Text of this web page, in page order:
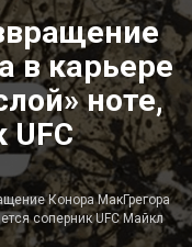
в карьере
ноте,
UFC
Конора МакГрегора
соперник UFC Майкл